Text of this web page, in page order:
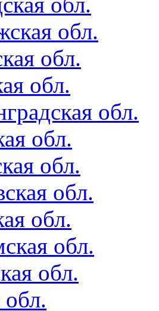
обл.
обл.
обл.
обл.
обл.
обл.
обл.
обл.
обл.
обл.
обл.